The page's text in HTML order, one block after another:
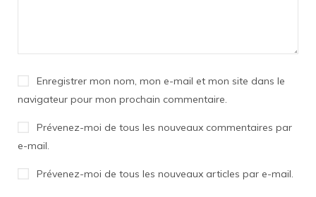
Enregistrer mon nom, mon e-mail et mon site dans le
navigateur pour mon prochain commentaire.
Prévenez-moi de tous les nouveaux commentaires par
e-mail.
Prévenez-moi de tous les nouveaux articles par e-mail.